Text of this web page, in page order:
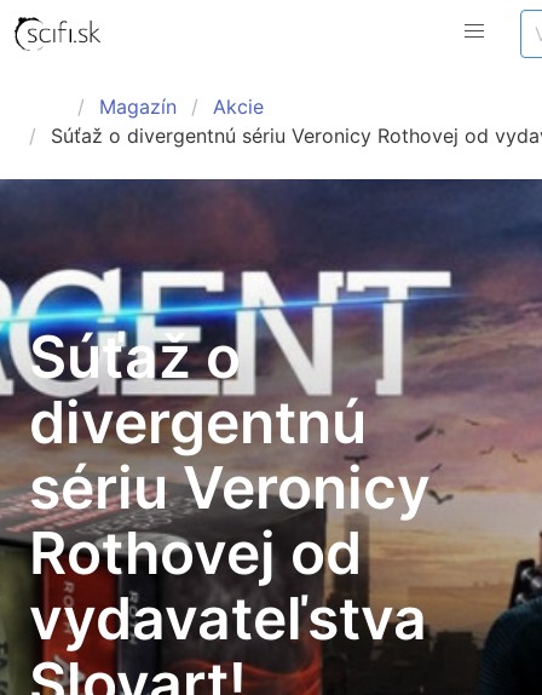
Magazín
Akcie
Súťaž o divergentnú sériu Veronicy Rothovej od
Súťaž o
divergentnú
sériu Veronicy
Rothovej od
vydavateľstva